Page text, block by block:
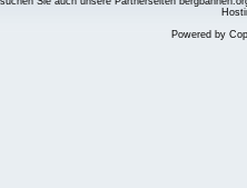
Powered by